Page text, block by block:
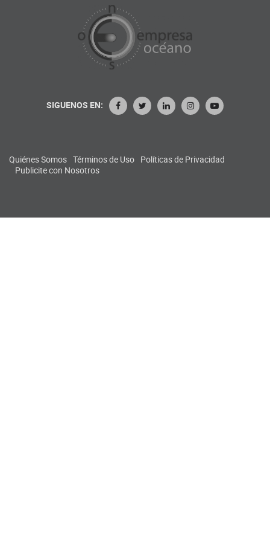
SIGUENOS EN:
Quiénes Somos Términos de Uso Políticas de Privacidad
Publicite con Nosotros